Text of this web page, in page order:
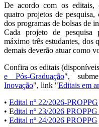
De acordo com os editais,
quatro projetos de pesquisa,
dos programas de bolsas de
Cada projeto de pesquisa
máximo três estudantes, dos
demais deverão atuar como
Confira os editais
e Pós-Graduação",
Inovação", link "Editais em
• Edital nº 22/2026-PROPPG
• Edital nº 23/2026 PROPPG
• Edital nº 24/2026 PROPPG